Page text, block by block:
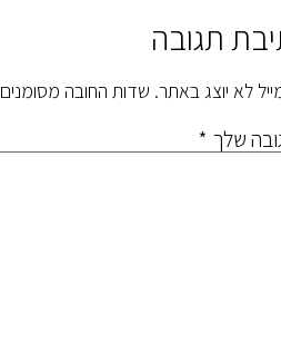
תגובה
לא יוצג באתר. שדות החובה מסומנים
שלך *